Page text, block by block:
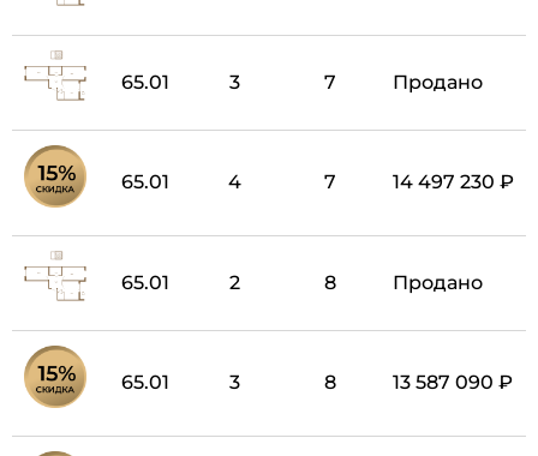
65.01 3 7 Продано
65.01 4 7 14 497 230 ₽
65.01 2 8 Продано
65.01 3 8 13 587 090 ₽